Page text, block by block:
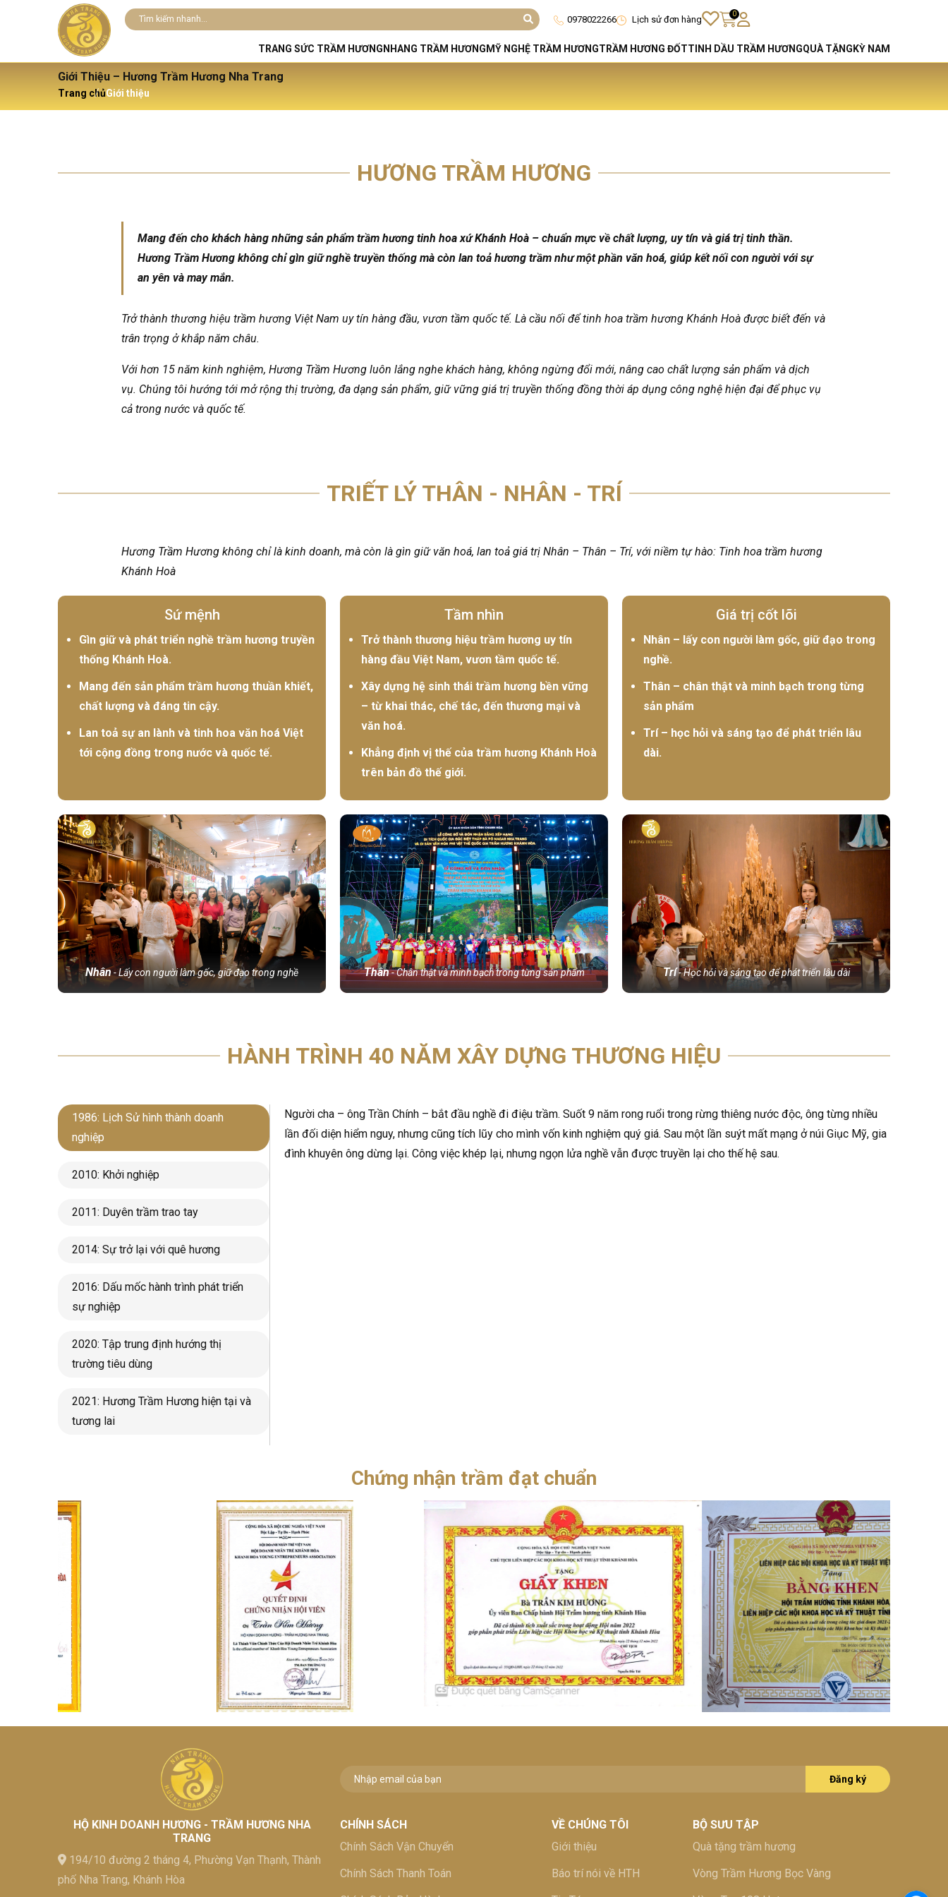
0978022266 Lịch sử đơn hàng
0
TRANG SỨC TRẦM HƯƠNG NHANG TRẦM HƯƠNG MỸ NGHỆ TRẦM HƯƠNGTRẦM HƯƠNG ĐỐTTINH DẦU TRẦM HƯƠNGQUÀ TẶNG KỲ NAM
Giới Thiệu – Hương Trầm Hương Nha Trang
Trang chủGiới thiệu
HƯƠNG TRẦM HƯƠNG
Mang đến cho khách hàng những sản phẩm trầm hương tinh hoa xứ Khánh Hoà – chuẩn mực về chất lượng, uy tín và giá trị tinh thần.
Hương Trầm Hương không chỉ gìn giữ nghề truyền thống mà còn lan toả hương trầm như một phần văn hoá, giúp kết nối con người với sự
an yên và may mắn.
Trở thành thương hiệu trầm hương Việt Nam uy tín hàng đầu, vươn tầm quốc tế. Là cầu nối để tinh hoa trầm hương Khánh Hoà được biết đến và
trân trọng ở khắp năm châu.
Với hơn 15 năm kinh nghiệm, Hương Trầm Hương luôn lắng nghe khách hàng, không ngừng đổi mới, nâng cao chất lượng sản phẩm và dịch
vụ. Chúng tôi hướng tới mở rộng thị trường, đa dạng sản phẩm, giữ vững giá trị truyền thống đồng thời áp dụng công nghệ hiện đại để phục vụ
cả trong nước và quốc tế.
TRIẾT LÝ THÂN - NHÂN - TRÍ
Hương Trầm Hương không chỉ là kinh doanh, mà còn là gìn giữ văn hoá, lan toả giá trị Nhân – Thân – Trí, với niềm tự hào: Tinh hoa trầm hương
Khánh Hoà
Sứ mệnh
Gìn giữ và phát triển nghề trầm hương truyền
thống Khánh Hoà.
Mang đến sản phẩm trầm hương thuần khiết,
chất lượng và đáng tin cậy.
Lan toả sự an lành và tinh hoa văn hoá Việt
tới cộng đồng trong nước và quốc tế.
Tầm nhìn
Trở thành thương hiệu trầm hương uy tín
hàng đầu Việt Nam, vươn tầm quốc tế.
Xây dựng hệ sinh thái trầm hương bền vững
– từ khai thác, chế tác, đến thương mại và
văn hoá.
Khẳng định vị thế của trầm hương Khánh Hoà
trên bản đồ thế giới.
Giá trị cốt lõi
Nhân – lấy con người làm gốc, giữ đạo trong
nghề.
Thân – chân thật và minh bạch trong từng
sản phẩm
Trí – học hỏi và sáng tạo để phát triển lâu
dài.
Nhân- Lấy con người làm gốc, giữ đạo trong nghề Thân- Chân thật và minh bạch trong từng sản phẩm Trí- Học hỏi và sáng tạo để phát triển lâu dài
HÀNH TRÌNH 40 NĂM XÂY DỰNG THƯƠNG HIỆU
1986: Lịch Sử hình thành doanh
nghiệp
2010: Khởi nghiệp
2011: Duyên trầm trao tay
2014: Sự trở lại với quê hương
2016: Dấu mốc hành trình phát triển
sự nghiệp
2020: Tập trung định hướng thị
trường tiêu dùng
2021: Hương Trầm Hương hiện tại và
tương lai
Người cha – ông Trần Chính – bắt đầu nghề đi điệu trầm. Suốt 9 năm rong ruổi trong rừng thiêng nước độc, ông từng nhiều
lần đối diện hiểm nguy, nhưng cũng tích lũy cho mình vốn kinh nghiệm quý giá. Sau một lần suýt mất mạng ở núi Giục Mỹ, gia
đình khuyên ông dừng lại. Công việc khép lại, nhưng ngọn lửa nghề vẫn được truyền lại cho thế hệ sau.
Chứng nhận trầm đạt chuẩn
Đăng ký
HỘ KINH DOANH HƯƠNG - TRẦM HƯƠNG NHA
TRANG
194/10 đường 2 tháng 4, Phường Vạn Thạnh, Thành
phố Nha Trang, Khánh Hòa
CHÍNH SÁCH
Chính Sách Vận Chuyển
Chính Sách Thanh Toán
VỀ CHÚNG TÔI
Giới thiệu
Báo trí nói về HTH
BỘ SƯU TẬP
Quà tặng trầm hương
Vòng Trầm Hương Bọc Vàng